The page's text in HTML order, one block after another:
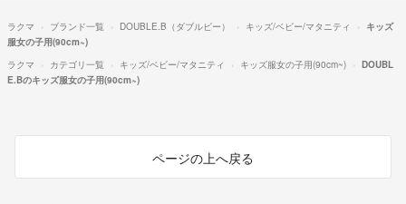
ラクマ ブランド一覧 DOUBLE.B（ダブルビー） キッズ/ベビー/マタニティ
キッズ
服女の子用(90cm~)
ラクマ
カテゴリ一覧 キッズ/ベビー/マタニティ キッズ服女の子用(90cm~)
DOUBL
E.Bのキッズ服女の子用(90cm~)
ページの上へ戻る